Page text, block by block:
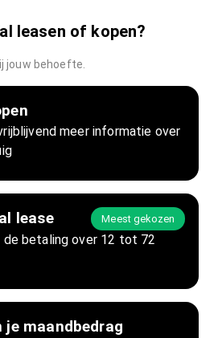
leasen of kopen?
jouw behoefte.
meer informatie over
lease Meest gekozen
de betaling over 12 tot 72
je maandbedrag